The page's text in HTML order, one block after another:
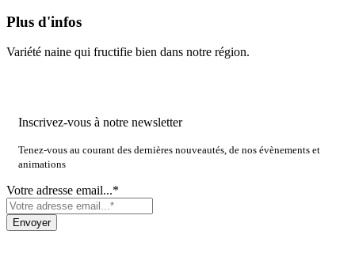
Plus d'infos
Variété naine qui fructifie bien dans notre région.
Inscrivez-vous à notre newsletter
Tenez-vous au courant des dernières nouveautés, de nos évènements et
animations
Votre adresse email...*